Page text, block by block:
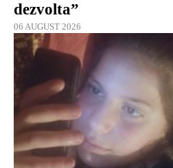
dezvolta”
06 AUGUST 2026